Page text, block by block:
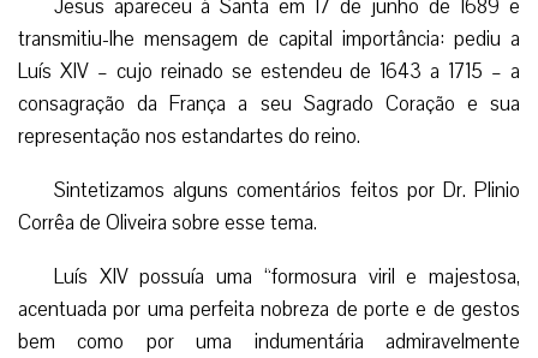
Jesus apareceu à Santa em 17 de junho de 1689 e
transmitiu-lhe mensagem de capital importância: pediu a
Luís XIV – cujo reinado se estendeu de 1643 a 1715 – a
consagração da França a seu Sagrado Coração e sua
representação nos estandartes do reino.
Sintetizamos alguns comentários feitos por Dr. Plinio
Corrêa de Oliveira sobre esse tema.
Luís XIV possuía uma “formosura viril e majestosa,
acentuada por uma perfeita nobreza de porte e de gestos
bem como por uma indumentária admiravelmente